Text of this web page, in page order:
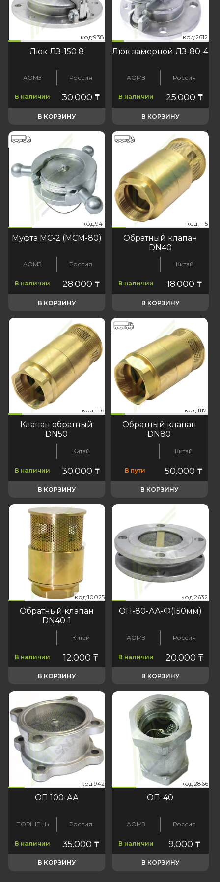
код:938 код:938
Люк ЛЗ-150 8
АОМЗ Россия
В наличии 30.000₸
В КОРЗИНУ
код:2612 код:2612
Люк замерной ЛЗ-80-4
АОМЗ Россия
В наличии 25.000₸
В КОРЗИНУ
код:941 код:941
Муфта МС-2 (МСМ-80)
АОМЗ Россия
В наличии 28.000 ₸
В КОРЗИНУ
код:1115
Обратный клапан
DN40
Китай
В наличии 18.000₸
В КОРЗИНУ
код:1116 код:1116
Клапан обратный
DN50
Китай
В наличии 30.000₸
В КОРЗИНУ
код:1117 код:1117
Обратный клапан
DN80
Китай
В пути 50.000 ₸
В КОРЗИНУ
код:10025 код:10025
Обратный клапан
DN40-1
Китай
В наличии 12.000₸
В КОРЗИНУ
код:2632 код:2632
ОП-80-АА-Ф(150мм)
АОМЗ Россия
В наличии 20.000₸
В КОРЗИНУ
код:942 код:942
ОП 100-АА
ПОРШЕНЬ Россия
В наличии 35.000₸
В КОРЗИНУ
код:2866 код:2866
ОП-40
АОМЗ Россия
В наличии 9.000₸
В КОРЗИНУ